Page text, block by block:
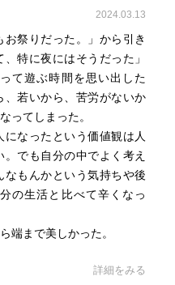
2024.03.13
祭りだった。」から引き
特に夜にはそうだった」
て遊ぶ時間を思い出した
、若いから、苦労がないか
ってしまった。
なったという価値観は人
でも自分の中でよく考え
もんかという気持ちや後
の生活と比べて辛くなっ
端まで美しかった。
詳細をみる